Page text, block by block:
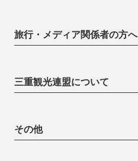
旅行・メディア関係者の方へ
三重観光連盟について
その他